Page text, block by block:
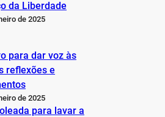
da Liberdade
de 2025
para dar voz às
reflexões e
de 2025
para lavar a